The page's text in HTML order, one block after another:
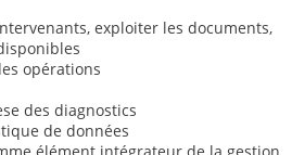
exploiter les documents,
opérations
des diagnostics
de données